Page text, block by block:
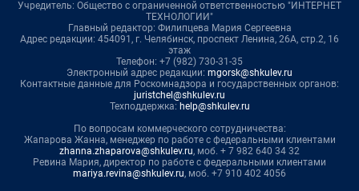
Учредитель: Общество с ограниченной ответственностью "ИНТЕРНЕТ
ТЕХНОЛОГИИ"
Главный редактор: Филипцева Мария Сергеевна
Адрес редакции: 454091, г. Челябинск, проспект Ленина, 26А, стр.2, 16
этаж
Телефон: +7 (982) 730-31-35
Электронный адрес редакции: mgorsk@shkulev.ru
Контактные данные для Роскомнадзора и государственных органов:
juristchel@shkulev.ru
Техподдержка: help@shkulev.ru
По вопросам коммерческого сотрудничества:
Жапарова Жанна, менеджер по работе с федеральными клиентами
zhanna.zhaparova@shkulev.ru, моб. + 7 982 640 34 32
Ревина Мария, директор по работе с федеральными клиентами
mariya.revina@shkulev.ru, моб. +7 910 402 4056